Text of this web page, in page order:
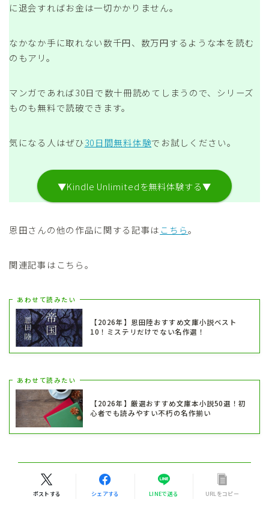
に退会すればお金は一切かかりません。
なかなか手に取れない数千円、数万円するような本を読む
のもアリ。
マンガであれば30日で数十冊読めてしまうので、シリーズ
ものも無料で読破できます。
気になる人はぜひ30日間無料体験でお試しください。
▼Kindle Unlimitedを無料体験する▼
恩田さんの他の作品に関する記事は こちら。
関連記事はこちら。
あわせて読みたい
【2026年】恩田陸おすすめ文庫小説ベスト
10！ミステリだけでない名作選！
あわせて読みたい
【2026年】厳選おすすめ文庫本小説50選！初
心者でも読みやすい不朽の名作揃い
ポストする シェアする LINEで送る URLをコピー